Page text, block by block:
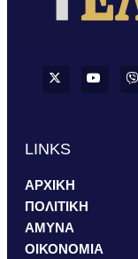
LINKS
ΑΡΧΙΚΗ
ΠΟΛΙΤΙΚΗ
ΑΜΥΝΑ
ΟΙΚΟΝΟΜΙΑ